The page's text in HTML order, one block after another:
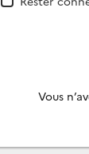
Vous